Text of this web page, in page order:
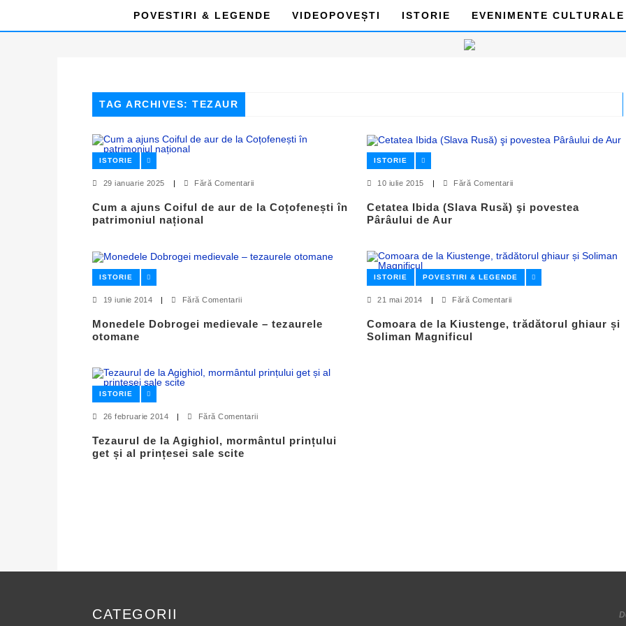
POVESTIRI & LEGENDE VIDEOPOVEȘTI ISTORIE EVENIMENTE CULTURALE
TAG ARCHIVES: TEZAUR
ISTORIE
29 ianuarie 2025 Fără Comentarii
Cum a ajuns Coiful de aur de la Coțofenești în
patrimoniul național
ISTORIE
10 iulie 2015 Fără Comentarii
Cetatea Ibida (Slava Rusă) şi povestea
Pârâului de Aur
ISTORIE
19 iunie 2014 Fără Comentarii
Monedele Dobrogei medievale – tezaurele
otomane
ISTORIE POVESTIRI & LEGENDE
21 mai 2014 Fără Comentarii
Comoara de la Kiustenge, trădătorul ghiaur și
Soliman Magnificul
ISTORIE
26 februarie 2014 Fără Comentarii
Tezaurul de la Agighiol, mormântul prințului
get și al prințesei sale scite
CATEGORII